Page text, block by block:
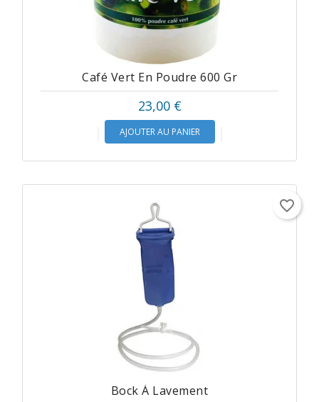
Café Vert En Poudre 600 Gr
23,00 €Prix
AJOUTER AU PANIER
Bock À Lavement
favorite_border